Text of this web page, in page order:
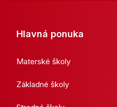
Hlavná ponuka
Materské školy
Základné školy